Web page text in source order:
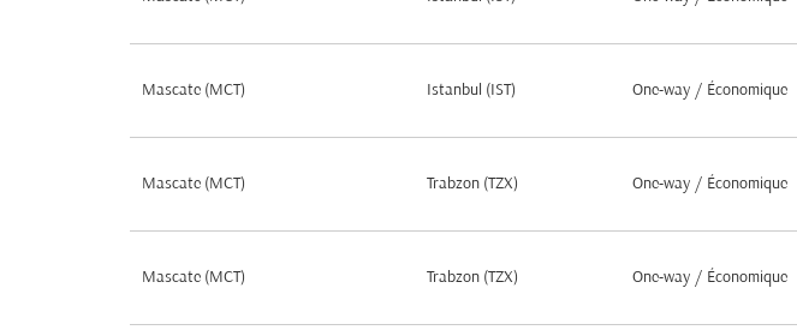
Mascate (MCT) Istanbul (IST) One-way / Économique
Mascate (MCT) Trabzon (TZX) One-way / Économique
Mascate (MCT) Trabzon (TZX) One-way / Économique